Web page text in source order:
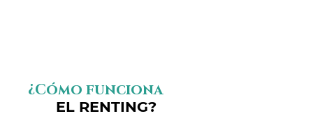
¿Cómo funciona
EL RENTING?